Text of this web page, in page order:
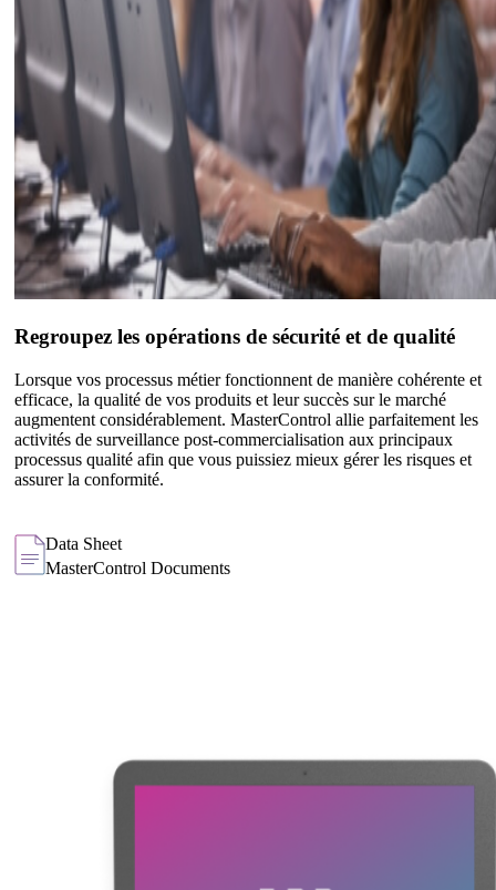
Regroupez les opérations de sécurité et de qualité
Lorsque vos processus métier fonctionnent de manière cohérente et
efficace, la qualité de vos produits et leur succès sur le marché
augmentent considérablement. MasterControl allie parfaitement les
activités de surveillance post-commercialisation aux principaux
processus qualité afin que vous puissiez mieux gérer les risques et
assurer la conformité.
Data Sheet
MasterControl Documents